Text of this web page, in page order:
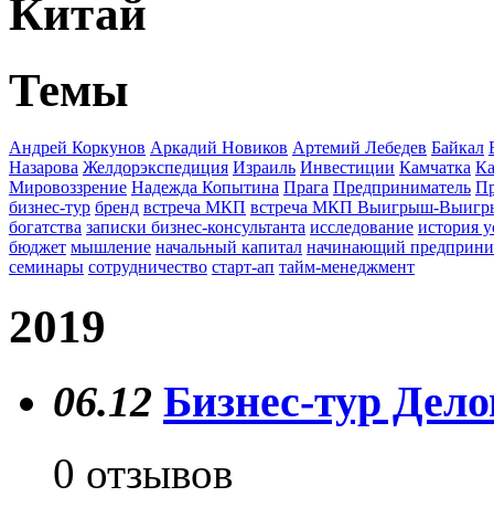
Китай
Темы
Андрей Коркунов Аркадий Новиков Артемий Лебедев Байкал
Назарова Желдорэкспедиция Израиль Инвестиции Камчатка
Мировоззрение Надежда Копытина Прага Предприниматель
бизнес-тур бренд встреча МКП встреча МКП Выигрыш-
богатства записки бизнес-консультанта исследование история
бюджет мышление начальный капитал начинающий
семинары сотрудничество старт-ап тайм-менеджмент
2019
06.12 Бизнес-тур
0 отзывов